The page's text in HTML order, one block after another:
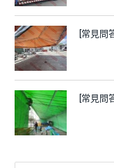
[常見問
[常見問